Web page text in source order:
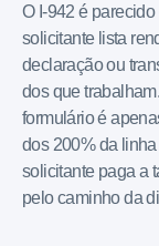
O I-942 é
solicitante lista
declaração ou
dos que
formulário é
dos 200% da
solicitante paga a
pelo caminho da